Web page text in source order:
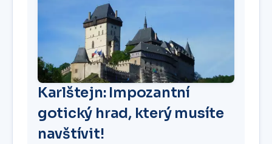
Karlštejn: Impozantní
gotický hrad, který musíte
navštívit!